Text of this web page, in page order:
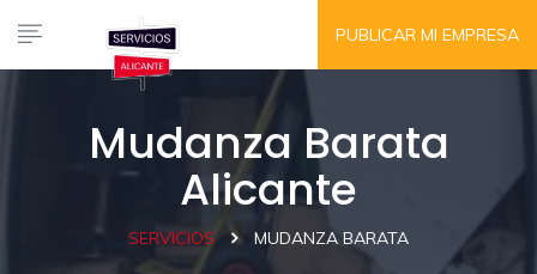
PUBLICAR MI EMPRESA
Mudanza Barata
Alicante
SERVICIOS MUDANZA BARATA